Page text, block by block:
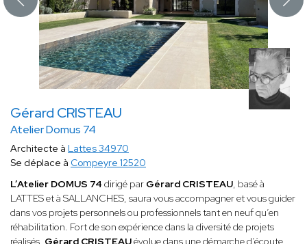
Gérard CRISTEAU
Atelier Domus 74
Architecte à Lattes 34970
Se déplace à Compeyre 12520
L’Atelier DOMUS 74 dirigé par Gérard CRISTEAU, basé à
LATTES et à SALLANCHES, saura vous accompagner et vous guider
dans vos projets personnels ou professionnels tant en neuf qu’en
réhabilitation. Fort de son expérience dans la diversité de projets